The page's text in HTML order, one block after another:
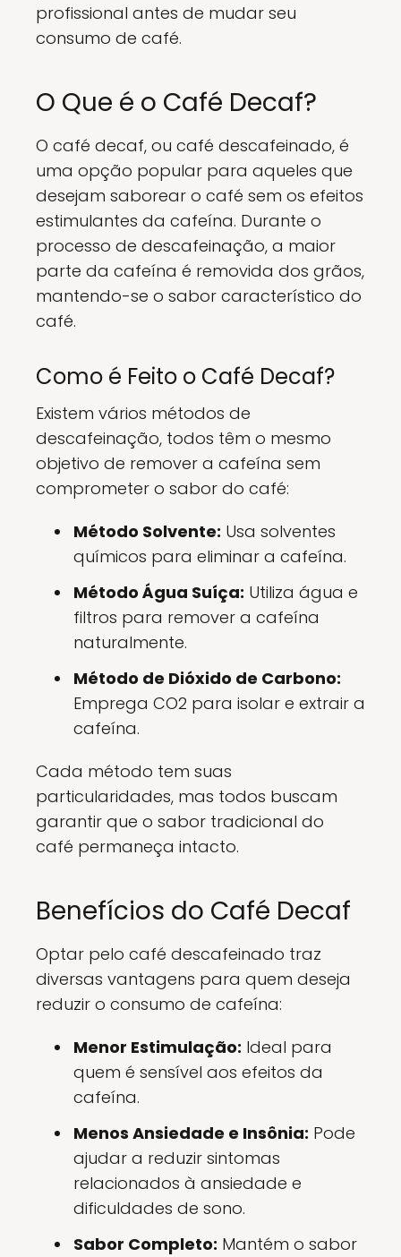
profissional antes de mudar seu
consumo de café.
O Que é o Café Decaf?
O café decaf, ou café descafeinado, é
uma opção popular para aqueles que
desejam saborear o café sem os efeitos
estimulantes da cafeína. Durante o
processo de descafeinação, a maior
parte da cafeína é removida dos grãos,
mantendo-se o sabor característico do
café.
Como é Feito o Café Decaf?
Existem vários métodos de
descafeinação, todos têm o mesmo
objetivo de remover a cafeína sem
comprometer o sabor do café:
Método Solvente: Usa solventes
químicos para eliminar a cafeína.
Método Água Suíça: Utiliza água e
filtros para remover a cafeína
naturalmente.
Método de Dióxido de Carbono:
Emprega CO2 para isolar e extrair a
cafeína.
Cada método tem suas
particularidades, mas todos buscam
garantir que o sabor tradicional do
café permaneça intacto.
Benefícios do Café Decaf
Optar pelo café descafeinado traz
diversas vantagens para quem deseja
reduzir o consumo de cafeína:
Menor Estimulação: Ideal para
quem é sensível aos efeitos da
cafeína.
Menos Ansiedade e Insônia: Pode
ajudar a reduzir sintomas
relacionados à ansiedade e
dificuldades de sono.
Sabor Completo: Mantém o sabor